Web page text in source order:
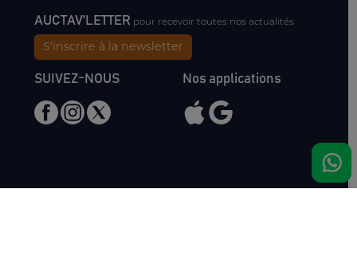
AUCTAV'LETTER pour recevoir toutes nos actualités
S'inscrire à la newsletter
SUIVEZ-NOUS Nos applications